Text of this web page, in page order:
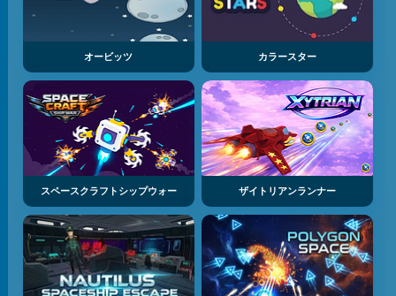
オービッツ カラースター
スペースクラフトシップウォー ザイトリアンランナー